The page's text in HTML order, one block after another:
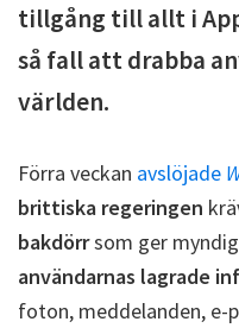
tillgång till allt i
så fall att drabba
världen.
Förra veckan avslöjade
brittiska regeringen
bakdörrsom ger
användarnas lagrade
foton, meddelanden, e-